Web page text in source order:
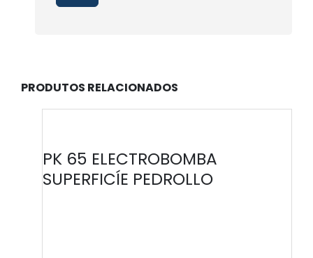
PRODUTOS RELACIONADOS
PK 65 ELECTROBOMBA
SUPERFICÍE PEDROLLO